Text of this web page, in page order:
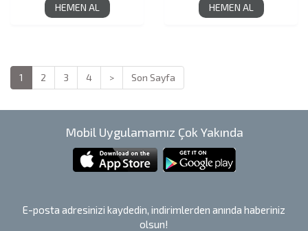
HEMEN AL HEMEN AL
1 2 3 4 > Son Sayfa
Mobil Uygulamamız Çok Yakında
E-posta adresinizi kaydedin, indirimlerden anında haberiniz
olsun!